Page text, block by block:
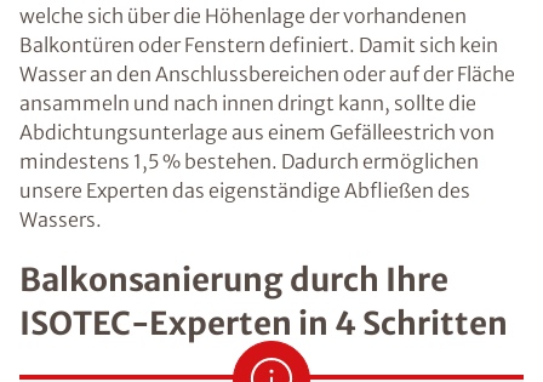
welche sich über die Höhenlage der vorhandenen
Balkontüren oder Fenstern definiert. Damit sich kein
Wasser an den Anschlussbereichen oder auf der Fläche
ansammeln und nach innen dringt kann, sollte die
Abdichtungsunterlage aus einem Gefälleestrich von
mindestens 1,5 % bestehen. Dadurch ermöglichen
unsere Experten das eigenständige Abfließen des
Wassers.
Balkonsanierung durch Ihre
ISOTEC-Experten in 4 Schritten